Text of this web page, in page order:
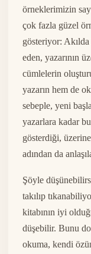
örneklerimizin
çok fazla güzel
gösteriyor:
eden, yazarının
cümlelerin
yazarın hem de
sebeple, yeni
yazarlara kadar
gösterdiği,
adından da
Şöyle
takılıp
kitabının iyi
düşebilir. Bunu
okuma, kendi